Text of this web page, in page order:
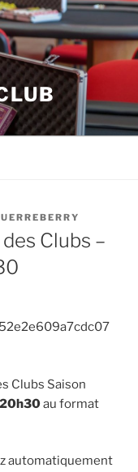
Clubs –
Clubs Saison
20h30au format
automatiquement